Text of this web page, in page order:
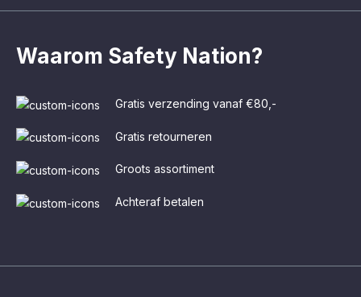
Waarom Safety Nation?
Gratis verzending vanaf €80,-
Gratis retourneren
Groots assortiment
Achteraf betalen